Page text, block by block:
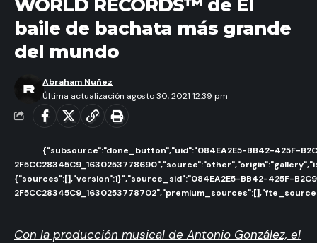
WORLD RECORDS™ de El
baile de bachata más grande
del mundo
Última actualización agosto 30, 2021 12:39 pm
Abraham Nuñez
{"subsource":"done_button","uid":"084EA2E5-BB42-425F-
{"sources":[],"version":1}","source_sid":"084EA2E5-BB42-425F-
Con la producción musical de Antonio González, el